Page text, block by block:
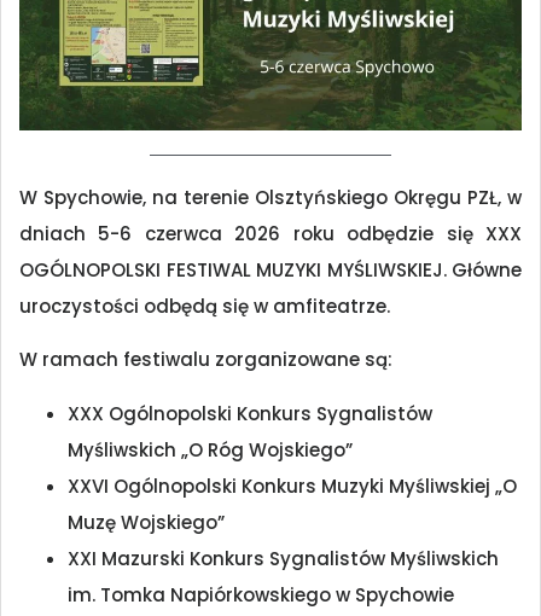
W Spychowie, na terenie Olsztyńskiego Okręgu PZŁ, w
dniach 5-6 czerwca 2026 roku odbędzie się XXX
OGÓLNOPOLSKI FESTIWAL MUZYKI MYŚLIWSKIEJ. Główne
uroczystości odbędą się w amfiteatrze.
W ramach festiwalu zorganizowane są:
XXX Ogólnopolski Konkurs Sygnalistów
Myśliwskich „O Róg Wojskiego”
XXVI Ogólnopolski Konkurs Muzyki Myśliwskiej „O
Muzę Wojskiego”
XXI Mazurski Konkurs Sygnalistów Myśliwskich
im. Tomka Napiórkowskiego w Spychowie